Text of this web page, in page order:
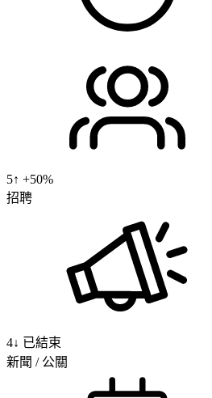
5↑ +50%
招聘
4↓ 已結束
新聞 / 公關